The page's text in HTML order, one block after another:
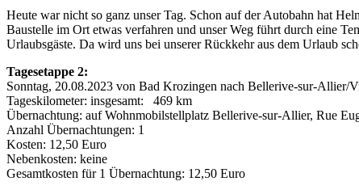
Heute war nicht so ganz unser Tag. Schon auf der Autobahn hat
Baustelle im Ort etwas verfahren und unser Weg führt durch eine
Urlaubsgäste. Da wird uns bei unserer Rückkehr aus dem Urlaub
Tagesetappe 2:
Sonntag, 20.08.2023 von Bad Krozingen nach Bellerive-sur-Allier/
Tageskilometer: insgesamt: 469 km
Übernachtung: auf Wohnmobilstellplatz Bellerive-sur-Allier, Rue
Anzahl Übernachtungen: 1
Kosten: 12,50 Euro
Nebenkosten: keine
Gesamtkosten für 1 Übernachtung: 12,50 Euro